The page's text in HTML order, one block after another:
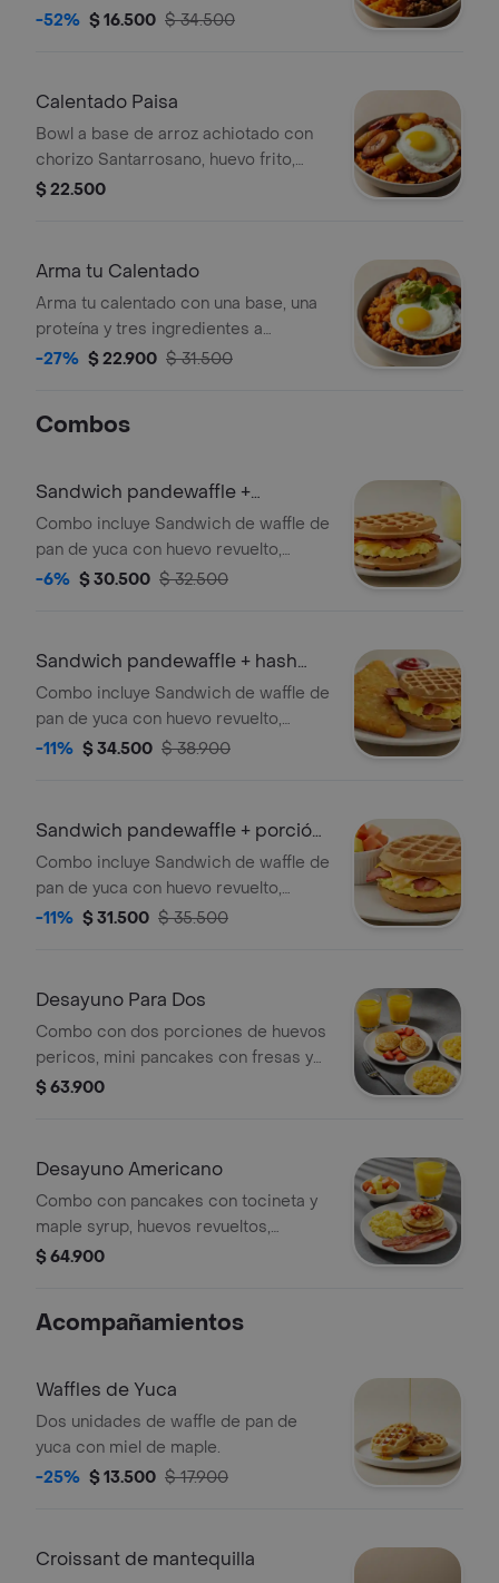
papa y un toque de cilantro.
-52% $ 16.500 $ 34.500
Calentado Paisa
Bowl a base de arroz achiotado con
chorizo Santarrosano, huevo frito,
fríjol paisa, papa, madurito, y salsa
$ 22.500
Arma tu Calentado
Arma tu calentado con una base, una
proteína y tres ingredientes a
elección.
-27% $ 22.900 $ 31.500
Combos
Sandwich pandewaffle +
limonada
Combo incluye Sandwich de waffle de
pan de yuca con huevo revuelto,
queso cheddar, tocineta crocante y
-6% $ 30.500 $ 32.500
Sandwich pandewaffle + hash
brown
Combo incluye Sandwich de waffle de
pan de yuca con huevo revuelto,
queso cheddar, tocineta crocante y
-11% $ 34.500 $ 38.900
Sandwich pandewaffle + porción
de fruta
Combo incluye Sandwich de waffle de
pan de yuca con huevo revuelto,
queso cheddar, tocineta crocante y
-11% $ 31.500 $ 35.500
Desayuno Para Dos
Combo con dos porciones de huevos
pericos, mini pancakes con fresas y
maple syrup y dos jugos de naranja.
$ 63.900
Desayuno Americano
Combo con pancakes con tocineta y
maple syrup, huevos revueltos,
porción de fruta y bebida a elección.
$ 64.900
Acompañamientos
Waffles de Yuca
Dos unidades de waffle de pan de
yuca con miel de maple.
-25% $ 13.500 $ 17.900
Croissant de mantequilla